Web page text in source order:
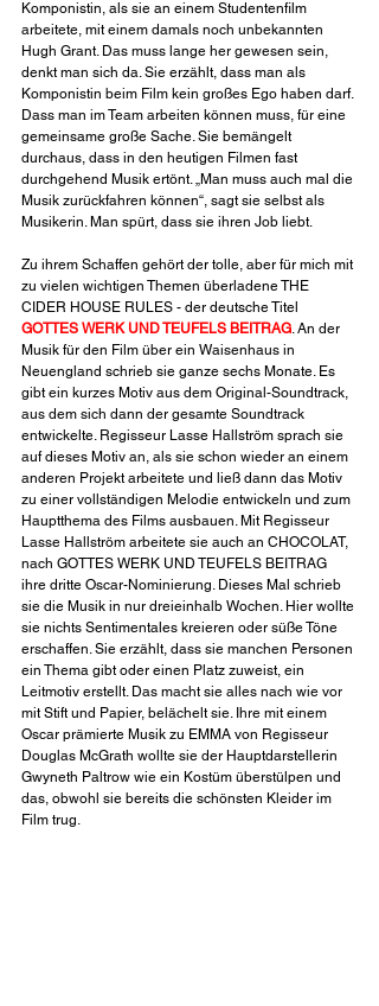
Komponistin, als sie an einem Studentenfilm
arbeitete, mit einem damals noch unbekannten
Hugh Grant. Das muss lange her gewesen sein,
denkt man sich da. Sie erzählt, dass man als
Komponistin beim Film kein großes Ego haben darf.
Dass man im Team arbeiten können muss, für eine
gemeinsame große Sache. Sie bemängelt
durchaus, dass in den heutigen Filmen fast
durchgehend Musik ertönt. „Man muss auch mal die
Musik zurückfahren können“, sagt sie selbst als
Musikerin. Man spürt, dass sie ihren Job liebt.
Zu ihrem Schaffen gehört der tolle, aber für mich mit
zu vielen wichtigen Themen überladene THE
CIDER HOUSE RULES - der deutsche Titel
GOTTES WERK UND TEUFELS BEITRAG. An der
Musik für den Film über ein Waisenhaus in
Neuengland schrieb sie ganze sechs Monate. Es
gibt ein kurzes Motiv aus dem Original-Soundtrack,
aus dem sich dann der gesamte Soundtrack
entwickelte. Regisseur Lasse Hallström sprach sie
auf dieses Motiv an, als sie schon wieder an einem
anderen Projekt arbeitete und ließ dann das Motiv
zu einer vollständigen Melodie entwickeln und zum
Hauptthema des Films ausbauen. Mit Regisseur
Lasse Hallström arbeitete sie auch an CHOCOLAT,
nach GOTTES WERK UND TEUFELS BEITRAG
ihre dritte Oscar-Nominierung. Dieses Mal schrieb
sie die Musik in nur dreieinhalb Wochen. Hier wollte
sie nichts Sentimentales kreieren oder süße Töne
erschaffen. Sie erzählt, dass sie manchen Personen
ein Thema gibt oder einen Platz zuweist, ein
Leitmotiv erstellt. Das macht sie alles nach wie vor
mit Stift und Papier, belächelt sie. Ihre mit einem
Oscar prämierte Musik zu EMMA von Regisseur
Douglas McGrath wollte sie der Hauptdarstellerin
Gwyneth Paltrow wie ein Kostüm überstülpen und
das, obwohl sie bereits die schönsten Kleider im
Film trug.